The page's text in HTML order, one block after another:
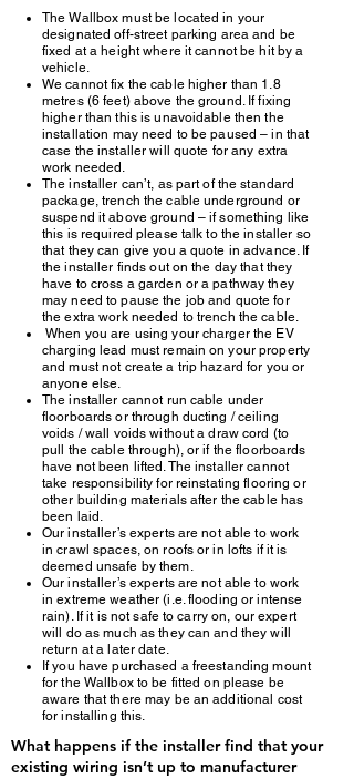
The Wallbox must be located in your
designated off-street parking area and be
fixed at a height where it cannot be hit by a
vehicle.
We cannot fix the cable higher than 1.8
metres (6 feet) above the ground. If fixing
higher than this is unavoidable then the
installation may need to be paused – in that
case the installer will quote for any extra
work needed.
The installer can’t, as part of the standard
package, trench the cable underground or
suspend it above ground – if something like
this is required please talk to the installer so
that they can give you a quote in advance. If
the installer finds out on the day that they
have to cross a garden or a pathway they
may need to pause the job and quote for
the extra work needed to trench the cable.
When you are using your charger the EV
charging lead must remain on your property
and must not create a trip hazard for you or
anyone else.
The installer cannot run cable under
floorboards or through ducting / ceiling
voids / wall voids without a draw cord (to
pull the cable through), or if the floorboards
have not been lifted. The installer cannot
take responsibility for reinstating flooring or
other building materials after the cable has
been laid.
Our installer’s experts are not able to work
in crawl spaces, on roofs or in lofts if it is
deemed unsafe by them.
Our installer’s experts are not able to work
in extreme weather (i.e. flooding or intense
rain). If it is not safe to carry on, our expert
will do as much as they can and they will
return at a later date.
If you have purchased a freestanding mount
for the Wallbox to be fitted on please be
aware that there may be an additional cost
for installing this.
What happens if the installer find that your
existing wiring isn’t up to manufacturer